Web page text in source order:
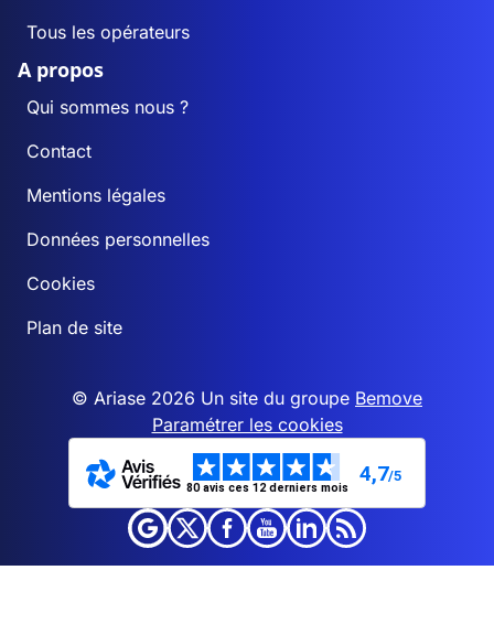
Tous les opérateurs
A propos
Qui sommes nous ?
Contact
Mentions légales
Données personnelles
Cookies
Plan de site
© Ariase 2026 Un site du groupe Bemove
Paramétrer les cookies
80 avis ces 12 derniers mois
4,7/5